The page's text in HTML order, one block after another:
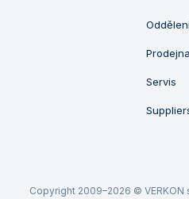
Servis
Copyright 2009–2026 © VERKON